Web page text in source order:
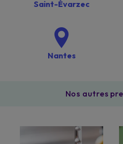
Saint-Évarzec
Nantes
Nos autres